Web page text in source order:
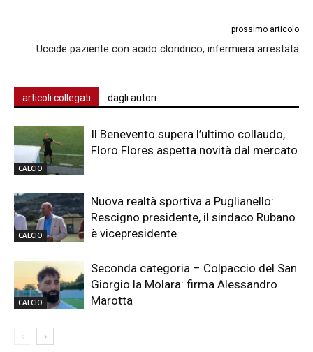
prossimo articolo
Uccide paziente con acido cloridrico, infermiera arrestata
articoli collegati dagli autori
CALCIO
Il Benevento supera l’ultimo collaudo,
Floro Flores aspetta novità dal mercato
CALCIO
Nuova realtà sportiva a Puglianello:
Rescigno presidente, il sindaco Rubano
è vicepresidente
CALCIO
Seconda categoria – Colpaccio del San
Giorgio la Molara: firma Alessandro
Marotta